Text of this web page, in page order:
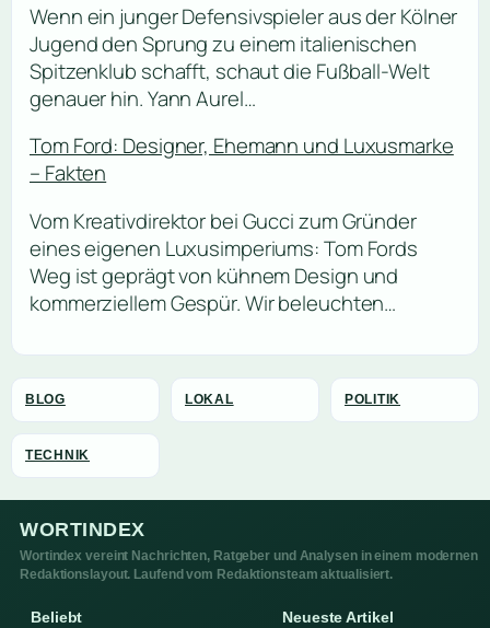
Wenn ein junger Defensivspieler aus der Kölner
Jugend den Sprung zu einem italienischen
Spitzenklub schafft, schaut die Fußball-Welt
genauer hin. Yann Aurel…
Tom Ford: Designer, Ehemann und Luxusmarke
– Fakten
Vom Kreativdirektor bei Gucci zum Gründer
eines eigenen Luxusimperiums: Tom Fords
Weg ist geprägt von kühnem Design und
kommerziellem Gespür. Wir beleuchten…
BLOG LOKAL POLITIK
TECHNIK
WORTINDEX
Wortindex vereint Nachrichten, Ratgeber und Analysen in einem modernen
Redaktionslayout. Laufend vom Redaktionsteam aktualisiert.
Beliebt Neueste Artikel